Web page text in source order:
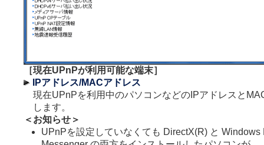
［現在UPnPが利用可能な端末］
IPアドレス/MACアドレス
現在UPnPを利用中のパソコンなどのIPアドレスと
します。
＜お知らせ＞
UPnPを設定していなくても DirectX(R) と Windows